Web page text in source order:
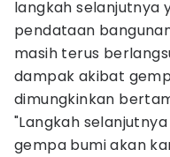
langkah selanjutnya
pendataan
masih terus
dampak akibat
dimungkinkan
"Langkah
gempa bumi akan